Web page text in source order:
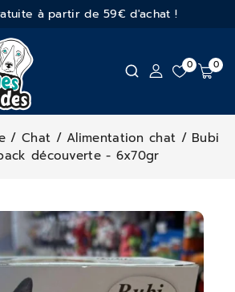
à partir de 59€ d'achat !
0 0
/ Chat / Alimentation chat / Bubi
découverte - 6x70gr